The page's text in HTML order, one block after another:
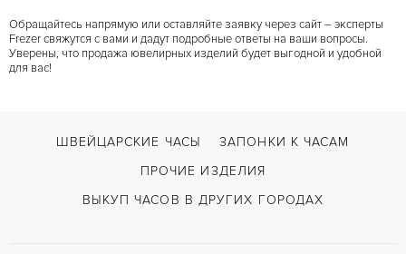
Обращайтесь напрямую или оставляйте заявку через сайт – эксперты
Frezer свяжутся с вами и дадут подробные ответы на ваши вопросы.
Уверены, что продажа ювелирных изделий будет выгодной и удобной
для вас!
ШВЕЙЦАРСКИЕ ЧАСЫ
ЗАПОНКИ К ЧАСАМ
ПРОЧИЕ ИЗДЕЛИЯ
ВЫКУП ЧАСОВ В ДРУГИХ ГОРОДАХ